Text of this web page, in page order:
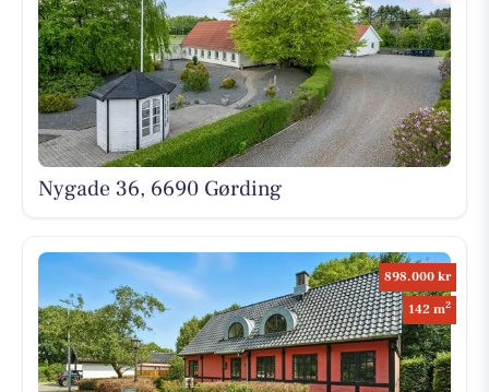
Nygade 36, 6690 Gørding
898.000 kr
142 m2